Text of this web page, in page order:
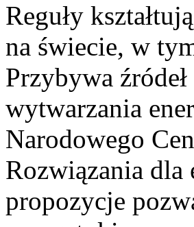
Reguły
na świecie, w
Przybywa
wytwarzania
Narodowego
Rozwiązania
propozycje